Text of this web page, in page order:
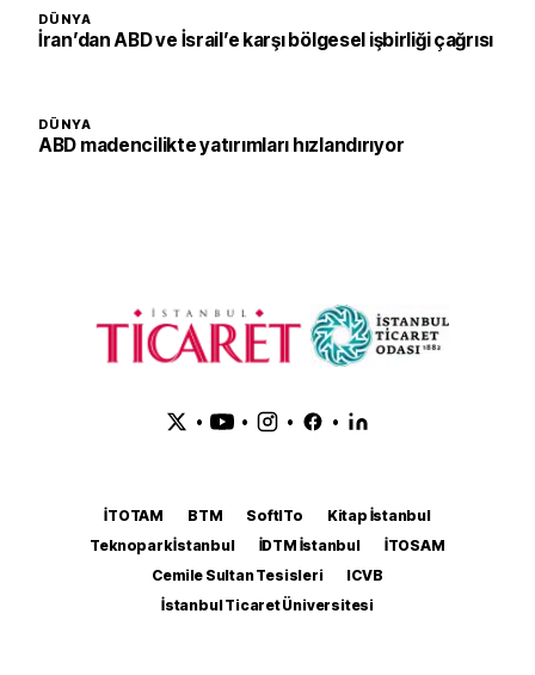
DÜNYA
İran’dan ABD ve İsrail’e karşı bölgesel işbirliği çağrısı
DÜNYA
ABD madencilikte yatırımları hızlandırıyor
• • • •
İTOTAM BTM SoftITo
Kitap İstanbul
Teknopark İstanbul
İDTM İstanbul
İTOSAM
Cemile Sultan Tesisleri
ICVB
İstanbul Ticaret Üniversitesi